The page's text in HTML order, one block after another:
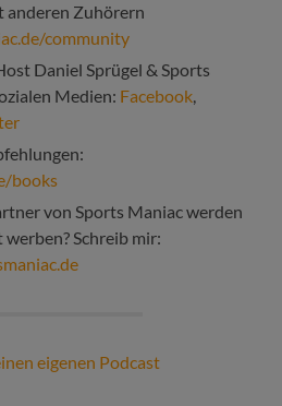
anderen Zuhörern
community
Daniel Sprügel & Sports
Medien: Facebook,
books
von Sports Maniac werden
Schreib mir: